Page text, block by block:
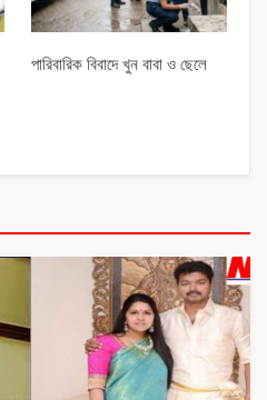
পারিবারিক বিবাদে খুন বাবা ও ছেলে